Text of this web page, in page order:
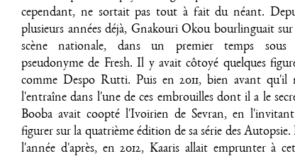
cependant, ne sortait pas tout à fait du néant.
plusieurs années déjà, Gnakouri Okou bourlinguait
scène nationale, dans un premier temps sous
pseudonyme de Fresh. Il y avait côtoyé quelques
comme Despo Rutti. Puis en 2011, bien avant qu'il
l'entraîne dans l'une de ces embrouilles dont il a le
Booba avait coopté l'Ivoirien de Sevran, en
figurer sur la quatrième édition de sa série des Autopsie.
l'année d'après, en 2012, Kaaris allait emprunter à